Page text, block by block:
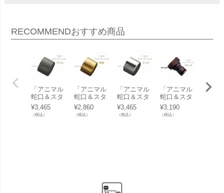
RECOMMENDおすすめ商品
「アニマル
蛇口＆スタ
ンダード蛇
口 専用 泡
沫アダプタ
¥3,465
（税込）
「アニマル
蛇口＆スタ
ンダード蛇
口 専用 泡
沫アダプタ
¥2,860
（税込）
「アニマル
蛇口＆スタ
ンダード蛇
口 専用 泡
沫アダプタ
¥3,465
（税込）
「アニマル
蛇口＆スタ
ンダード蛇
口 専用ホー
スアダプタ
¥3,190
（税込）
「ア